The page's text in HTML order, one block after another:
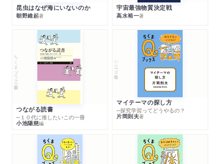
昆虫はなぜ海にいないのか
朝野維起著
宇宙最強物質決定戦
高水裕一著
ちくまプリマー新書
つながる読書
─１０代に推したいこの一冊
小池陽慈編
シリーズ・全集
マイテーマの探し方
─探究学習ってどうやるの？
片岡則夫著